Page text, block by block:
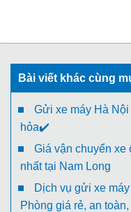
Bài viết khác cùng
Gửi xe máy Hà Nội
hỏa✔️
Giá vận chuyển xe
nhất tại Nam Long
Dịch vụ gửi xe
Phòng giá rẻ, an